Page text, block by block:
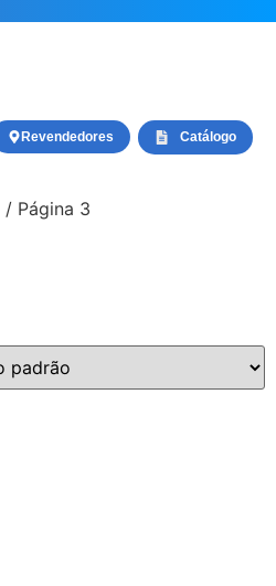
Catálogo
Revendedores
/ Página 3